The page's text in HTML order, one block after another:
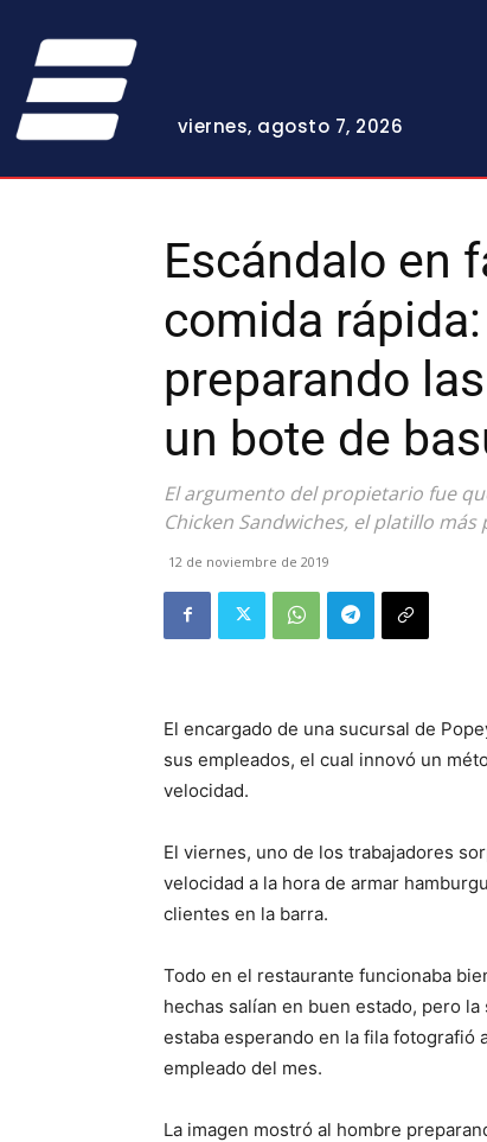
viernes, agosto 7, 2026
Escándalo en
comida
preparando
un bote de
El argumento del propietario fue
Chicken Sandwiches, el platillo
12 de noviembre de 2019
El encargado de una sucursal de
sus empleados, el cual innovó un
velocidad.
El viernes, uno de los trabajadores
velocidad a la hora de armar
clientes en la barra.
Todo en el restaurante funcionaba
hechas salían en buen estado, pero
estaba esperando en la fila fotografió
empleado del mes.
La imagen mostró al hombre